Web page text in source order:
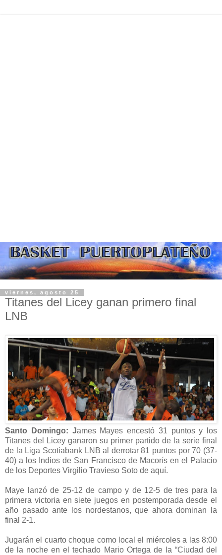
viernes, agosto 25
Titanes del Licey ganan primero final
Santo Domingo: James Mayes encestó 31 puntos y los
Titanes del Licey ganaron su primer partido de la serie final
de la Liga Scotiabank LNB al derrotar 81 puntos por 70 (37-
40) a los Indios de San Francisco de Macorís en el Palacio
de los Deportes Virgilio Travieso Soto de aquí.
Maye lanzó de 25-12 de campo y de 12-5 de tres para la
primera victoria en siete juegos en postemporada desde el
año pasado ante los nordestanos, que ahora dominan la
final 2-1.
Jugarán el cuarto choque como local el miércoles a las 8:00
de la noche en el techado Mario Ortega de la “Ciudad del